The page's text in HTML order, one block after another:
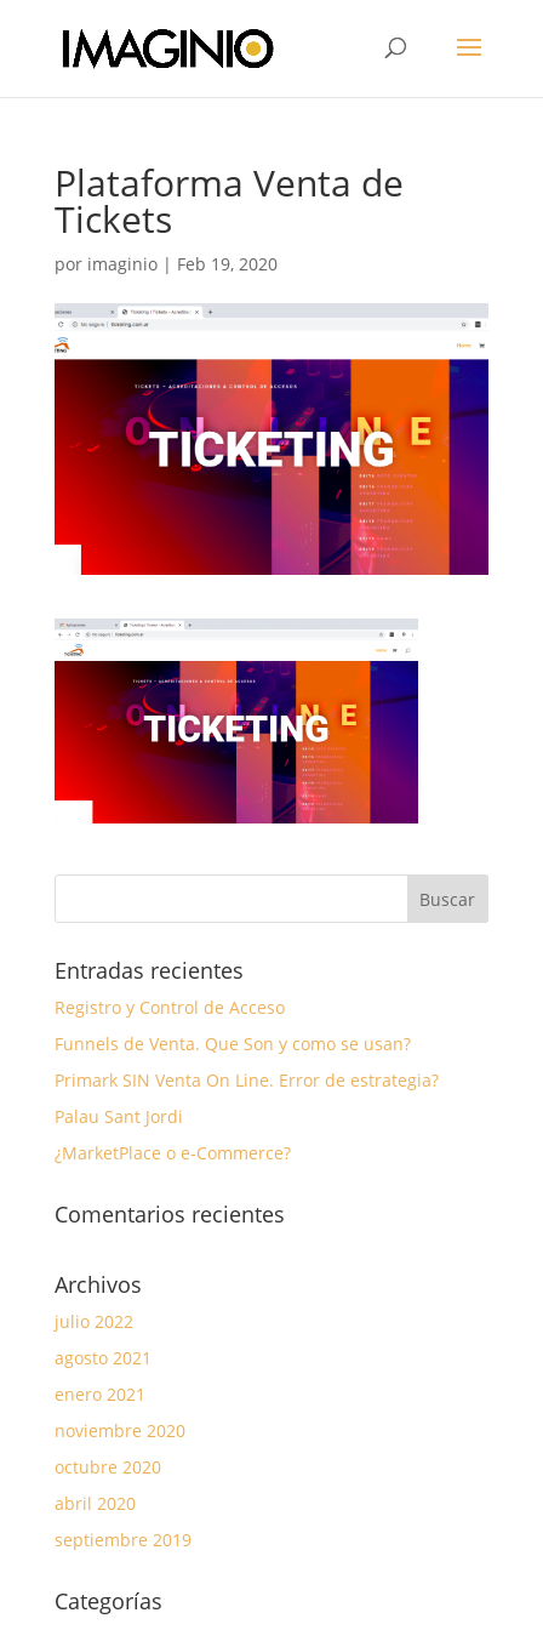
Plataforma Venta de
Tickets
por imaginio| Feb 19, 2020
Entradas recientes
Registro y Control de Acceso
Funnels de Venta. Que Son y como se usan?
Primark SIN Venta On Line. Error de estrategia?
Palau Sant Jordi
¿MarketPlace o e-Commerce?
Comentarios recientes
Archivos
julio 2022
agosto 2021
enero 2021
noviembre 2020
octubre 2020
abril 2020
septiembre 2019
Categorías